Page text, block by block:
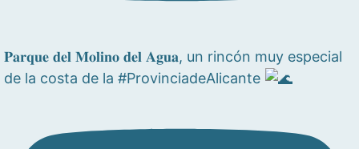
𝐏𝐚𝐫𝐪𝐮𝐞 𝐝𝐞𝐥 𝐌𝐨𝐥𝐢𝐧𝐨 𝐝𝐞𝐥 𝐀𝐠𝐮𝐚, un rincón muy especial
de la costa de la #ProvinciadeAlicante